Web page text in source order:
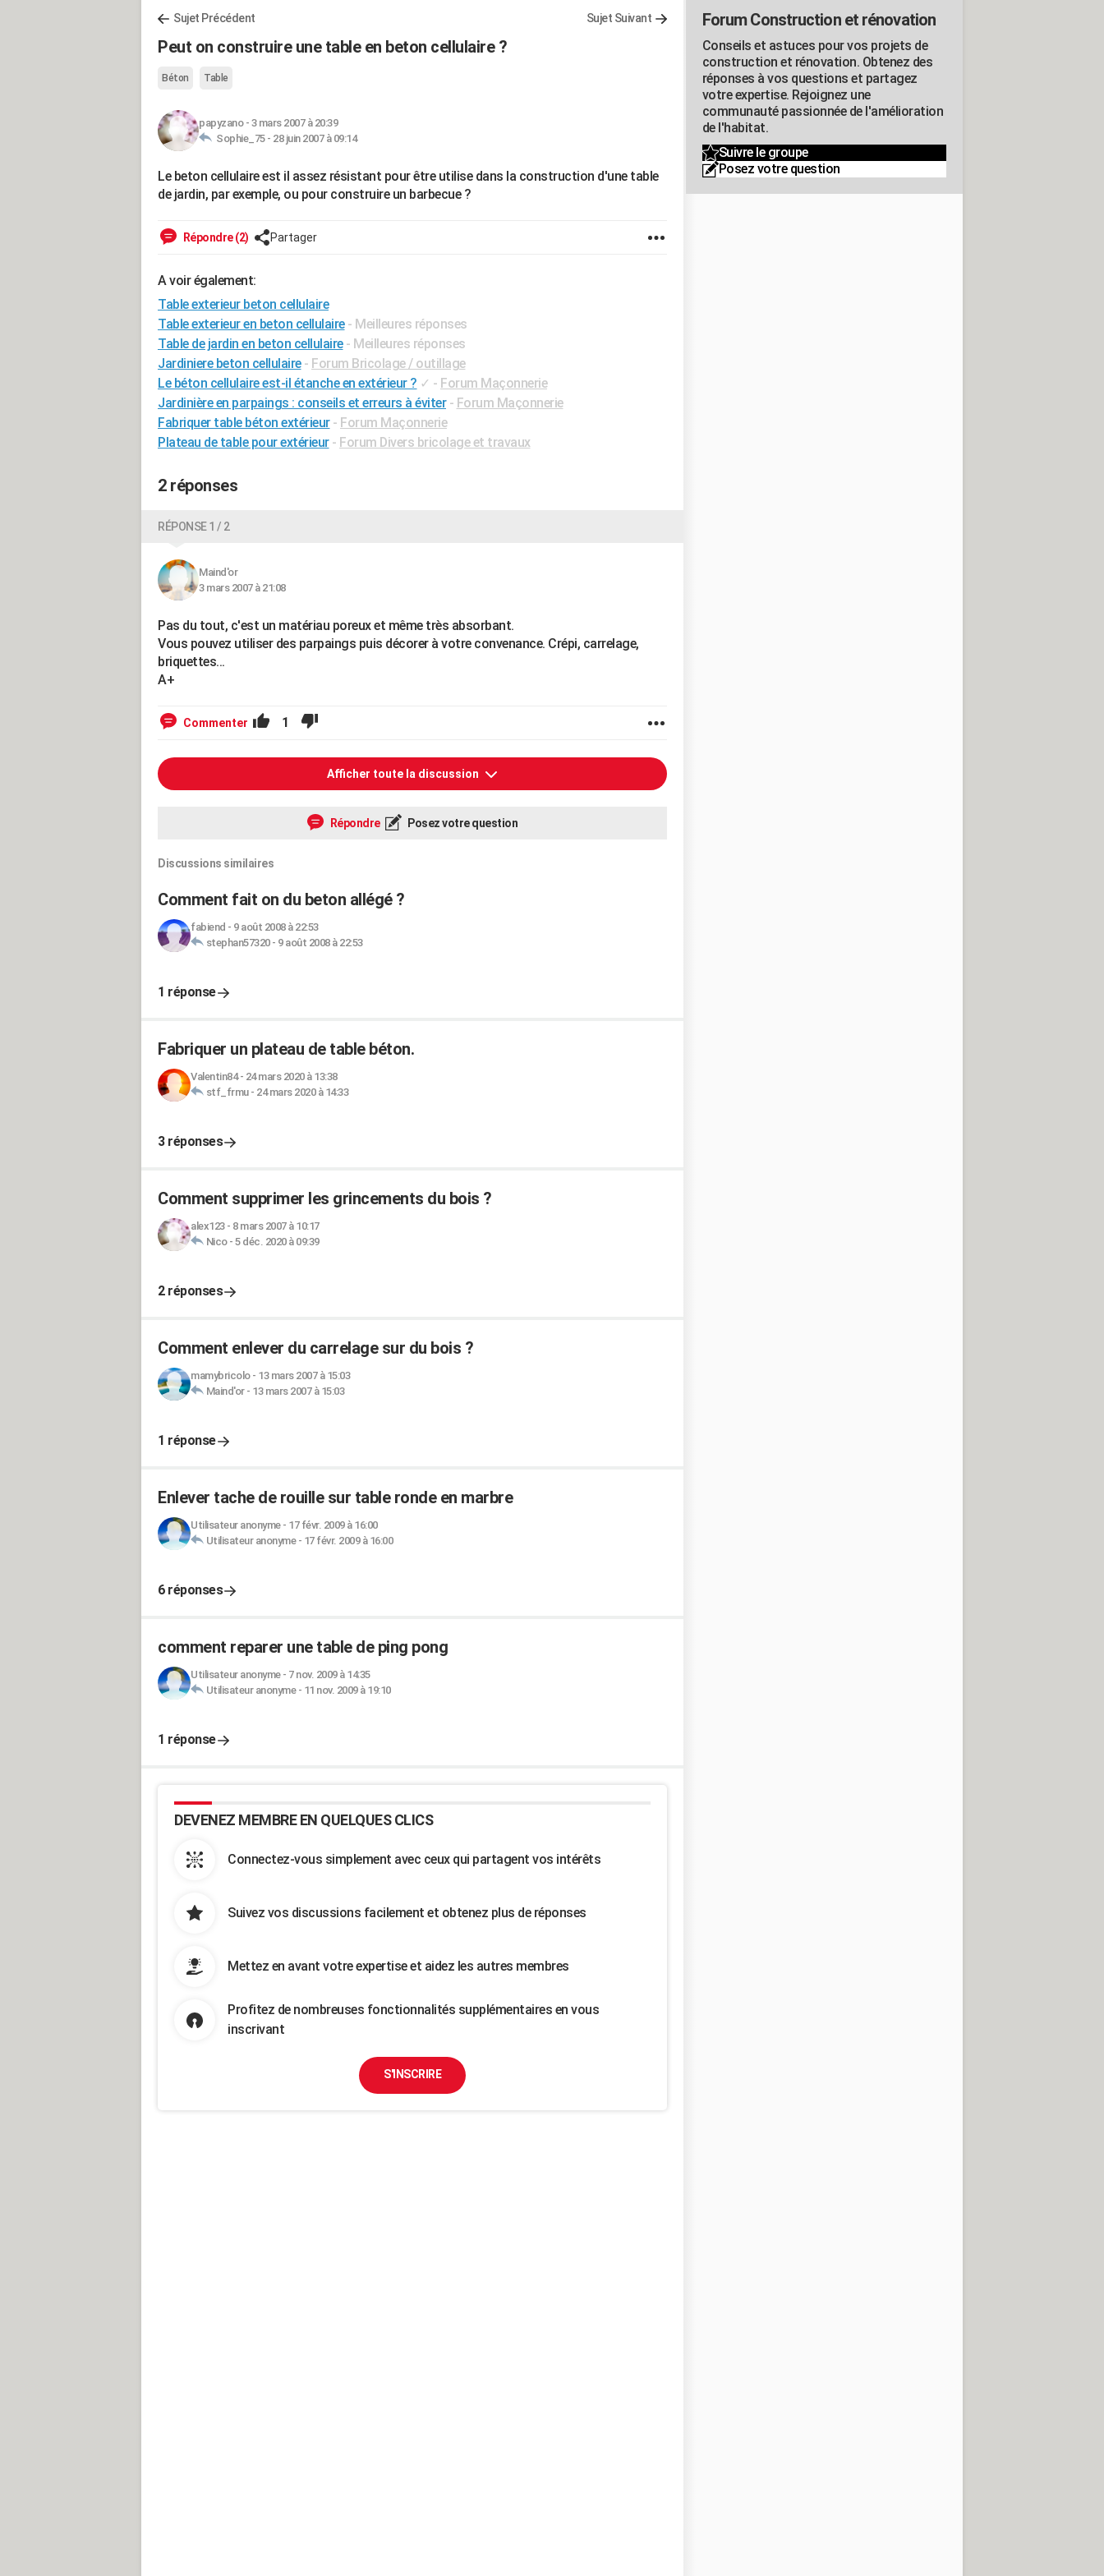
Sujet Précédent Sujet Suivant
Peut on construire une table en beton cellulaire ?
Béton Table
papyzano- 3 mars 2007 à 20:39
Sophie_75 - 28 juin 2007 à 09:14
Le beton cellulaire est il assez résistant pour être utilise dans la construction d'une table
de jardin, par exemple, ou pour construire un barbecue ?
Répondre (2) Partager
A voir également:
Table exterieur beton cellulaire
Table exterieur en beton cellulaire - Meilleures réponses
Table de jardin en beton cellulaire - Meilleures réponses
Jardiniere beton cellulaire - Forum Bricolage / outillage
Le béton cellulaire est-il étanche en extérieur ? ✓ - Forum Maçonnerie
Jardinière en parpaings : conseils et erreurs à éviter - Forum Maçonnerie
Fabriquer table béton extérieur - Forum Maçonnerie
Plateau de table pour extérieur - Forum Divers bricolage et travaux
2 réponses
RÉPONSE 1 / 2
Maind'or
3 mars 2007 à 21:08
Pas du tout, c'est un matériau poreux et même très absorbant.
Vous pouvez utiliser des parpaings puis décorer à votre convenance. Crépi, carrelage,
briquettes...
A+
Commenter 1
Afficher toute la discussion
Répondre Posez votre question
Discussions similaires
Comment fait on du beton allégé ?
fabiend - 9 août 2008 à 22:53
stephan57320- 9 août 2008 à 22:53
1 réponse
Fabriquer un plateau de table béton.
Valentin84- 24 mars 2020 à 13:38
stf_frmu- 24 mars 2020 à 14:33
3 réponses
Comment supprimer les grincements du bois ?
alex123- 8 mars 2007 à 10:17
Nico- 5 déc. 2020 à 09:39
2 réponses
Comment enlever du carrelage sur du bois ?
mamybricolo- 13 mars 2007 à 15:03
Maind'or- 13 mars 2007 à 15:03
1 réponse
Enlever tache de rouille sur table ronde en marbre
Utilisateur anonyme- 17 févr. 2009 à 16:00
Utilisateur anonyme- 17 févr. 2009 à 16:00
6 réponses
comment reparer une table de ping pong
Utilisateur anonyme- 7 nov. 2009 à 14:35
Utilisateur anonyme- 11 nov. 2009 à 19:10
1 réponse
DEVENEZ MEMBRE EN QUELQUES CLICS
Connectez-vous simplement avec ceux qui partagent vos intérêts
Suivez vos discussions facilement et obtenez plus de réponses
Mettez en avant votre expertise et aidez les autres membres
Profitez de nombreuses fonctionnalités supplémentaires en vous
inscrivant
S'INSCRIRE
Forum Construction et rénovation
Conseils et astuces pour vos projets de
construction et rénovation. Obtenez des
réponses à vos questions et partagez
votre expertise. Rejoignez une
communauté passionnée de l'amélioration
de l'habitat.
Suivre le groupe
Posez votre question